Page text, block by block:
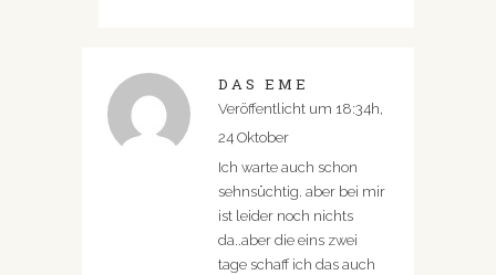
DAS EME
Veröffentlicht um 18:34h,
24 Oktober
Ich warte auch schon
sehnsüchtig. aber bei mir
ist leider noch nichts
da..aber die eins zwei
tage schaff ich das auch